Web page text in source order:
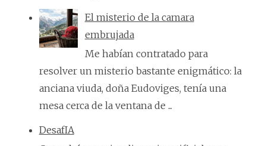
El misterio de la camara
embrujada
Me habían contratado para
resolver un misterio bastante enigmático: la
anciana viuda, doña Eudoviges, tenía una
mesa cerca de la ventana de ...
DesafIA